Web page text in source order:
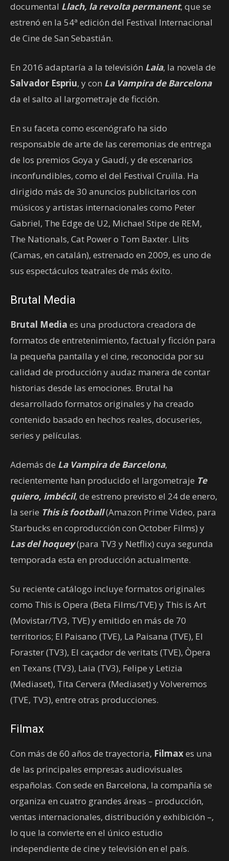
documental Llach, la revolta permanent, que se
estrenó en la 54ª edición del Festival Internacional
de Cine de San Sebastián.
En 2016 adaptaría a la televisión Laia, la novela de
Salvador Espriu, y con La Vampira de Barcelona
da el salto al largometraje de ficción.
En su faceta como escenógrafo ha sido
responsable de arte de las ceremonias de entrega
de los premios Goya y Gaudí, y de escenarios
inconfundibles, como el del Festival Cruïlla. Ha
dirigido más de 30 anuncios publicitarios con
músicos y artistas internacionales como Peter
Gabriel, The Edge de U2, Michael Stipe de REM,
The Nationals, Cat Power o Tom Baxter. Llits
(Camas, en catalán), estrenado en 2009, es uno de
sus espectáculos teatrales de más éxito.
Brutal Media
Brutal Media es una productora creadora de
formatos de entretenimiento, factual y ficción para
la pequeña pantalla y el cine, reconocida por su
calidad de producción y audaz manera de contar
historias desde las emociones. Brutal ha
desarrollado formatos originales y ha creado
contenido basado en hechos reales, docuseries,
series y películas.
Además de La Vampira de Barcelona,
recientemente han producido el largometraje Te
quiero, imbécil, de estreno previsto el 24 de enero,
la serie This is football(Amazon Prime Video, para
Starbucks en coproducción con October Films) y
Las del hoquey(para TV3 y Netflix) cuya segunda
temporada esta en producción actualmente.
Su reciente catálogo incluye formatos originales
como This is Opera (Beta Films/TVE) y This is Art
(Movistar/TV3, TVE) y emitido en más de 70
territorios; El Paisano (TVE), La Paisana (TVE), El
Foraster (TV3), El caçador de veritats (TVE), Òpera
en Texans (TV3), Laia (TV3), Felipe y Letizia
(Mediaset), Tita Cervera (Mediaset) y Volveremos
(TVE, TV3), entre otras producciones.
Filmax
Con más de 60 años de trayectoria, Filmaxes una
de las principales empresas audiovisuales
españolas. Con sede en Barcelona, la compañía se
organiza en cuatro grandes áreas – producción,
ventas internacionales, distribución y exhibición –,
lo que la convierte en el único estudio
independiente de cine y televisión en el país.